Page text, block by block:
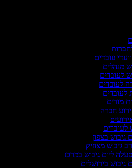
עובדים
חברה
בצפון
מצחיק
ליום גיבוש במרכז
בירושלים